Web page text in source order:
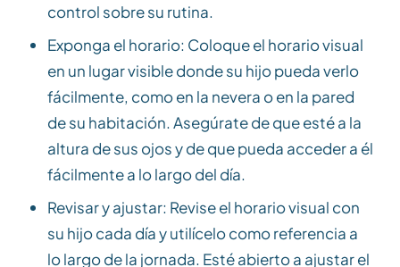
control sobre su rutina.
Exponga el horario: Coloque el horario visual
en un lugar visible donde su hijo pueda verlo
fácilmente, como en la nevera o en la pared
de su habitación. Asegúrate de que esté a la
altura de sus ojos y de que pueda acceder a él
fácilmente a lo largo del día.
Revisar y ajustar: Revise el horario visual con
su hijo cada día y utilícelo como referencia a
lo largo de la jornada. Esté abierto a ajustar el